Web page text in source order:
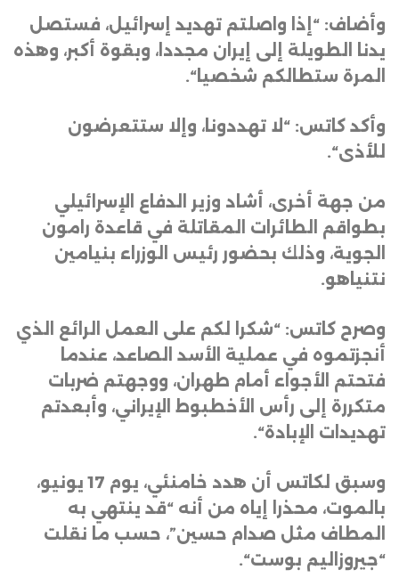
وأضاف: “إذا واصلتم تهديد إسرائيل، فستصل
يدنا الطويلة إلى إيران مجددا، وبقوة أكبر، وهذه
المرة ستطالكم شخصيا“.
وأكد كاتس: “لا تهددونا، وإلا ستتعرضون
للأذى“.
من جهة أخرى، أشاد وزير الدفاع الإسرائيلي
بطواقم الطائرات المقاتلة في قاعدة رامون
الجوية، وذلك بحضور رئيس الوزراء بنيامين
نتنياهو.
وصرح كاتس: “شكرا لكم على العمل الرائع الذي
أنجزتموه في عملية الأسد الصاعد، عندما
فتحتم الأجواء أمام طهران، ووجهتم ضربات
متكررة إلى رأس الأخطبوط الإيراني، وأبعدتم
تهديدات الإبادة“.
وسبق لكاتس أن هدد خامنئي، يوم 17 يونيو،
بالموت، محذرا إياه من أنه “قد ينتهي به
المطاف مثل صدام حسين”، حسب ما نقلت
“جيروزاليم بوست“.